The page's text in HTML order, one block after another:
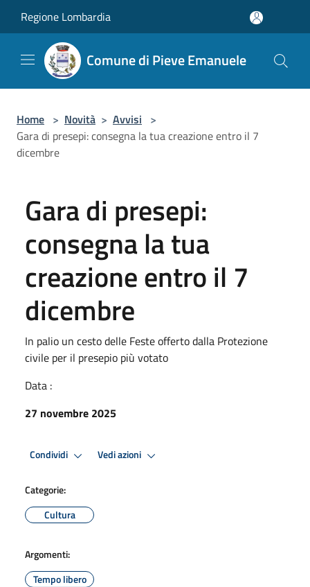
Regione Lombardia
Comune di Pieve Emanuele
Home > Novità > Avvisi >
Gara di presepi: consegna la tua creazione entro il 7
dicembre
Gara di presepi:
consegna la tua
creazione entro il 7
dicembre
In palio un cesto delle Feste offerto dalla Protezione
civile per il presepio più votato
Data :
27 novembre 2025
Condividi Vedi azioni
Categorie:
Cultura
Argomenti:
Tempo libero